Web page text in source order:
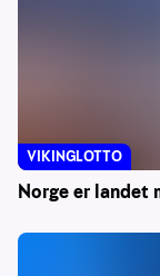
Norge er
VIKINGLOTTO